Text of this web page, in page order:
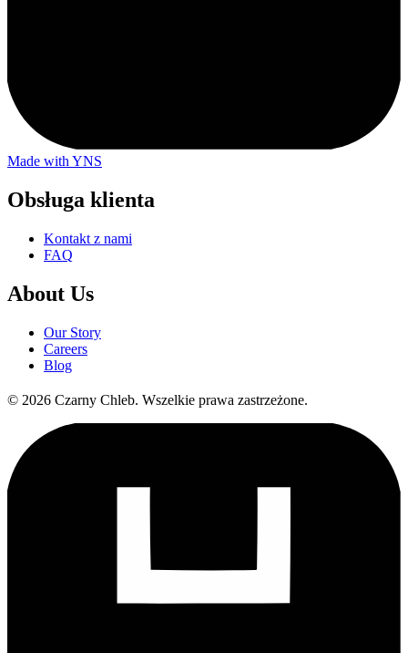
Made with YNS
Obsługa klienta
Kontakt z nami
FAQ
About Us
Our Story
Careers
Blog
© 2026 Czarny Chleb. Wszelkie prawa zastrzeżone.